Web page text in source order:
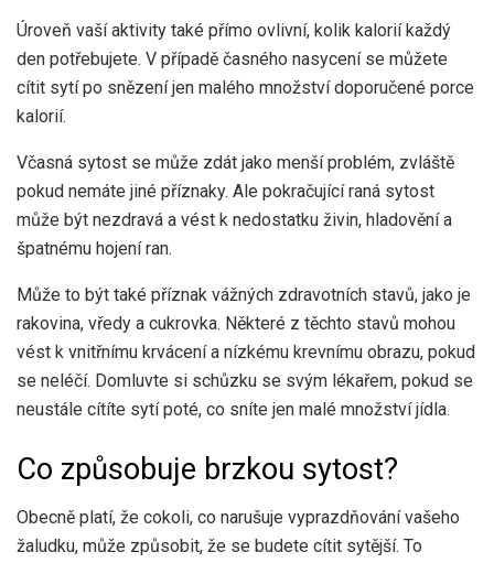
Úroveň vaší aktivity také přímo ovlivní, kolik kalorií každý
den potřebujete. V případě časného nasycení se můžete
cítit sytí po snězení jen malého množství doporučené porce
kalorií.
Včasná sytost se může zdát jako menší problém, zvláště
pokud nemáte jiné příznaky. Ale pokračující raná sytost
může být nezdravá a vést k nedostatku živin, hladovění a
špatnému hojení ran.
Může to být také příznak vážných zdravotních stavů, jako je
rakovina, vředy a cukrovka. Některé z těchto stavů mohou
vést k vnitřnímu krvácení a nízkému krevnímu obrazu, pokud
se neléčí. Domluvte si schůzku se svým lékařem, pokud se
neustále cítíte sytí poté, co sníte jen malé množství jídla.
Co způsobuje brzkou sytost?
Obecně platí, že cokoli, co narušuje vyprazdňování vašeho
žaludku, může způsobit, že se budete cítit sytější. To